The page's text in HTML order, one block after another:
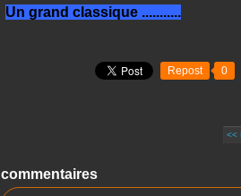
Un grand classique ...........
Repost 0
<<
commentaires